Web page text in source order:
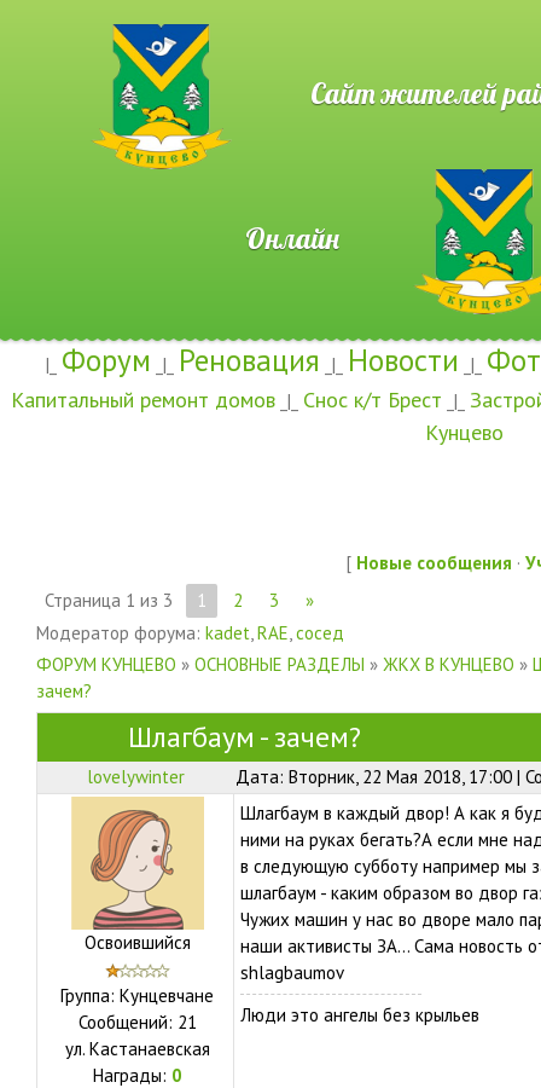
Сайт жителей
Онлайн
|_ Форум _|_ Реновация _|_ Новости _|_
Капитальный ремонт домов _|_ Снос к/т Брест _|_
Кунцево
[ Новые сообщения ·
Страница 1 из 3 1 2 3
»
Модератор форума: kadet,RAE,сосед
ФОРУМ КУНЦЕВО » ОСНОВНЫЕ РАЗДЕЛЫ » ЖКХ В КУНЦЕВО »
зачем?
Шлагбаум - зачем?
lovelywinter Дата: Вторник, 22 Мая 2018, 17:00 |
Освоившийся
Группа: Кунцевчане
Сообщений: 21
ул. Кастанаевская
Награды: 0
Шлагбаум в каждый двор! А как я
ними на руках бегать?А если мне
в следующую субботу например мы
шлагбаум - каким образом во двор
Чужих машин у нас во дворе мало
наши активисты ЗА... Сама
shlagbaumov
Люди это ангелы без крыльев